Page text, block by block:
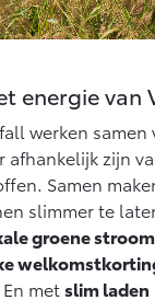
energie van
werken
afhankelijk zijn
Samen
slimmer te
groene
metslim laden